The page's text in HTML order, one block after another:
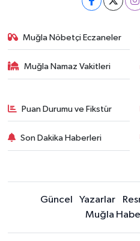
Muğla Nöbetçi Eczaneler
Muğla Namaz Vakitleri
Puan Durumu ve Fikstür
Son Dakika Haberleri
Güncel Yazarlar
Muğla